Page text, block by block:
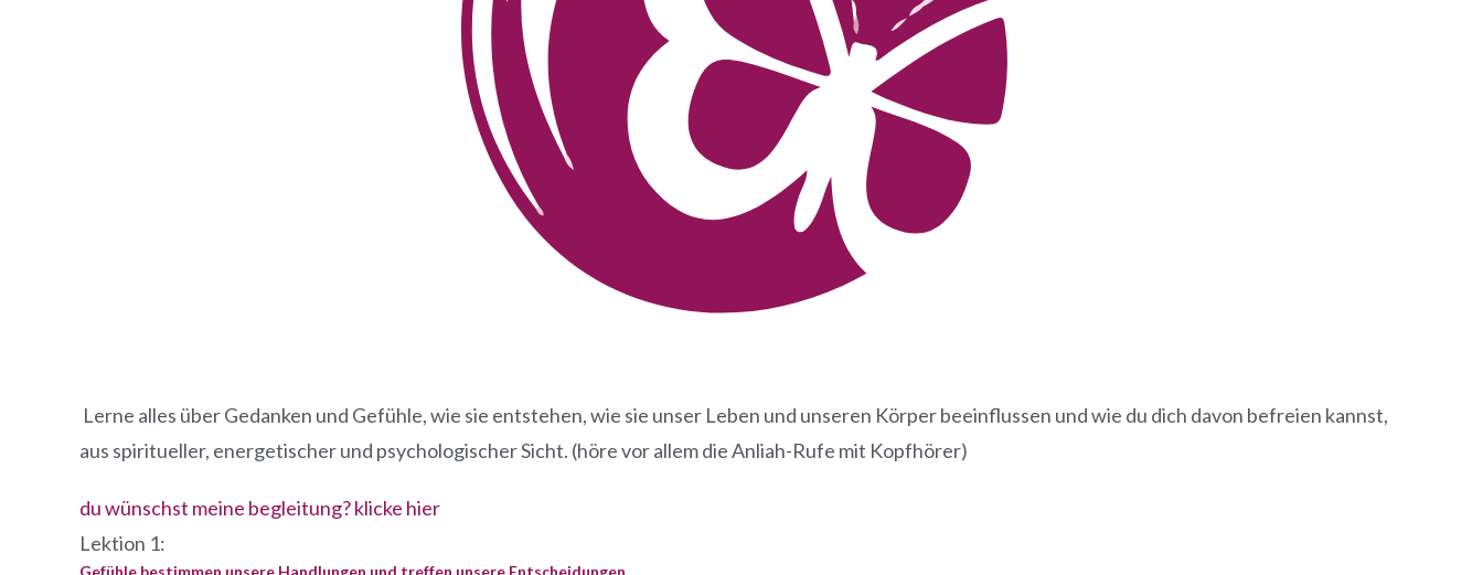
Lerne alles über Gedanken und Gefühle, wie sie entstehen, wie sie unser Leben und unseren Körper beeinflussen und wie du dich davon befreien kannst,
aus spiritueller, energetischer und psychologischer Sicht. (höre vor allem die Anliah-Rufe mit Kopfhörer)
du wünschst meine begleitung? klicke hier
Lektion 1:
Gefühle bestimmen unsere Handlungen und treffen unsere Entscheidungen